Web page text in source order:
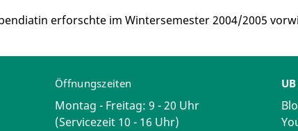
erforschte im Wintersemester 2004/2005
Öffnungszeiten
Montag - Freitag: 9 - 20 Uhr
(Servicezeit 10 - 16 Uhr)